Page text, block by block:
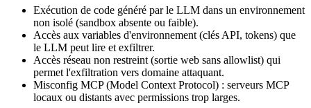
Exécution de code généré par le LLM dans un environnement
non isolé (sandbox absente ou faible).
Accès aux variables d'environnement (clés API, tokens) que
le LLM peut lire et exfiltrer.
Accès réseau non restreint (sortie web sans allowlist) qui
permet l'exfiltration vers domaine attaquant.
Misconfig MCP (Model Context Protocol) : serveurs MCP
locaux ou distants avec permissions trop larges.